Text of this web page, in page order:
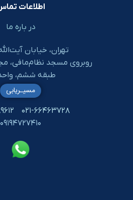
اطلاعات
در باره ما
تهران، خیابان
روبروی مسجد نظام‌مافی،
طبقه ششم، واحد
۰۲۱-۶۶۴۶۳۷۲۸
۰۹۱۹۴۷۲۷۴۱۰
مسیـریابی